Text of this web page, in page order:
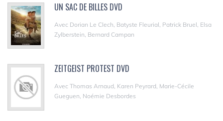
UN SAC DE BILLES DVD
Avec Dorian Le Clech, Batyste Fleurial, Patrick Bruel, Elsa
Zylberstein, Bernard Campan
ZEITGEIST PROTEST DVD
Avec Thomas Arnaud, Karen Peyrard, Marie-Cécile
Gueguen, Noémie Desbordes